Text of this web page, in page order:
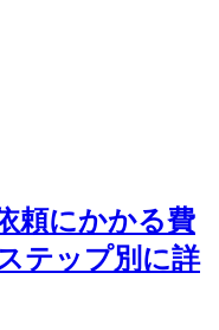
頼にかかる費
テップ別に詳